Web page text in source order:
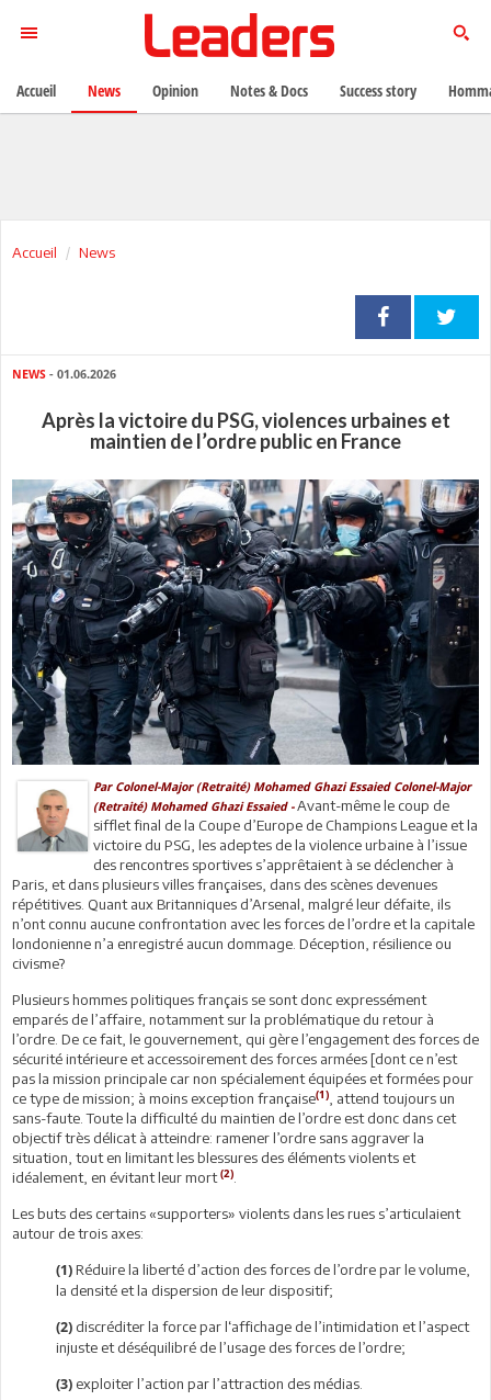
Accueil News
NEWS - 01.06.2026
Après la victoire du PSG, violences urbaines et
maintien de l’ordre public en France
ParColonel-Major (Retraité) Mohamed Ghazi EssaiedColonel-Major
(Retraité) Mohamed Ghazi Essaied -Avant-même le coup de
sifflet final de la Coupe d’Europe de Champions League et la
victoire du PSG, les adeptes de la violence urbaine à l’issue
des rencontres sportives s’apprêtaient à se déclencher à
Paris, et dans plusieurs villes françaises, dans des scènes devenues
répétitives. Quant aux Britanniques d’Arsenal, malgré leur défaite, ils
n’ont connu aucune confrontation avec les forces de l’ordre et la capitale
londonienne n’a enregistré aucun dommage. Déception, résilience ou
civisme?
Plusieurs hommes politiques français se sont donc expressément
emparés de l’affaire, notamment sur la problématique du retour à
l’ordre. De ce fait, le gouvernement, qui gère l’engagement des forces de
sécurité intérieure et accessoirement des forces armées [dont ce n’est
pas la mission principale car non spécialement équipées et formées pour
ce type de mission; à moins exception française(1)
, attend toujours un
sans-faute. Toute la difficulté du maintien de l’ordre est donc dans cet
objectif très délicat à atteindre: ramener l’ordre sans aggraver la
situation, tout en limitant les blessures des éléments violents et
idéalement, en évitant leur mort(2)
Les buts des certains «supporters» violents dans les rues s’articulaient
autour de trois axes:
(1) Réduire la liberté d’action des forces de l’ordre par le volume,
la densité et la dispersion de leur dispositif;
(2) discréditer la force par l‘affichage de l’intimidation et l’aspect
injuste et déséquilibré de l’usage des forces de l’ordre;
(3) exploiter l’action par l’attraction des médias.
Accueil News Opinion Notes & Docs Success story